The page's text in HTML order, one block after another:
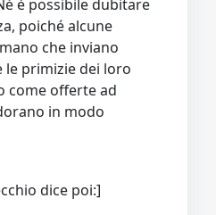
è possibile dubitare
poiché alcune
che inviano
le primizie dei loro
come offerte ad
in modo
dice poi:]